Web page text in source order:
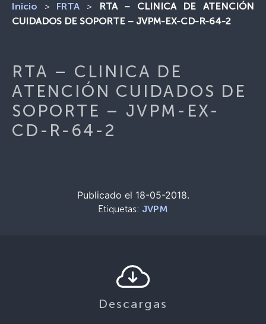
Inicio > FRTA >
RTA – CLINICA DE ATENCIÓN
CUIDADOS DE SOPORTE – JVPM-EX-CD-R-64-2
RTA – CLINICA DE
ATENCIÓN CUIDADOS DE
SOPORTE – JVPM-EX-
CD-R-64-2
Publicado el 18-05-2018.
Etiquetas: JVPM
Descargas